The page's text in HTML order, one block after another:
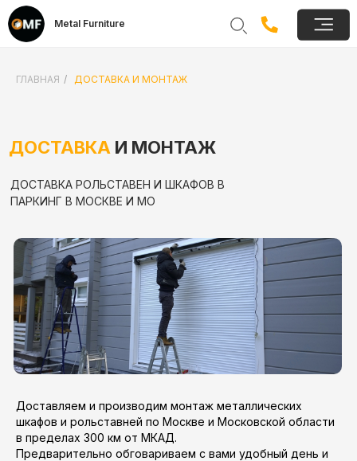
Metal Furniture
ГЛАВНАЯ / ДОСТАВКА И МОНТАЖ
ДОСТАВКА И МОНТАЖ
ДОСТАВКА РОЛЬСТАВЕН И ШКАФОВ В
ПАРКИНГ В МОСКВЕ И МО
Доставляем и производим монтаж металлических
шкафов и рольставней по Москве и Московской области
в пределах 300 км от МКАД.
Предварительно обговариваем с вами удобный день и